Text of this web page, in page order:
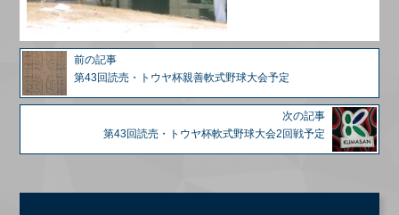
前の記事
第43回読売・トウヤ杯親善軟式野球大会予定
次の記事
第43回読売・トウヤ杯軟式野球大会2回戦予定